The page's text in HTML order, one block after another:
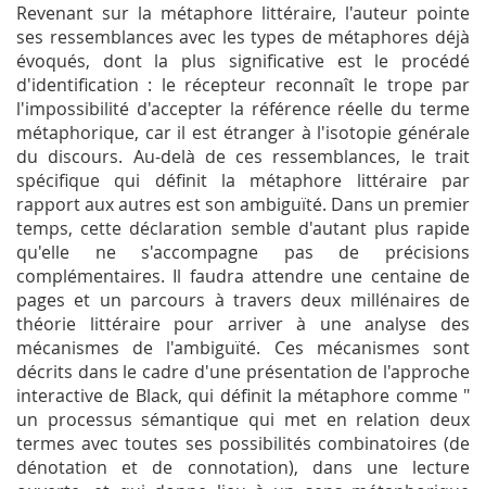
Revenant sur la métaphore littéraire, l'auteur pointe
ses ressemblances avec les types de métaphores déjà
évoqués, dont la plus significative est le procédé
d'identification : le récepteur reconnaît le trope par
l'impossibilité d'accepter la référence réelle du terme
métaphorique, car il est étranger à l'isotopie générale
du discours. Au-delà de ces ressemblances, le trait
spécifique qui définit la métaphore littéraire par
rapport aux autres est son ambiguïté. Dans un premier
temps, cette déclaration semble d'autant plus rapide
qu'elle ne s'accompagne pas de précisions
complémentaires. Il faudra attendre une centaine de
pages et un parcours à travers deux millénaires de
théorie littéraire pour arriver à une analyse des
mécanismes de l'ambiguïté. Ces mécanismes sont
décrits dans le cadre d'une présentation de l'approche
interactive de Black, qui définit la métaphore comme "
un processus sémantique qui met en relation deux
termes avec toutes ses possibilités combinatoires (de
dénotation et de connotation), dans une lecture